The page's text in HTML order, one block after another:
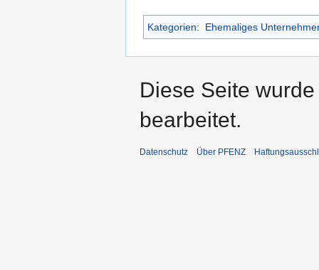
Kategorien: Ehemaliges
Diese Seite
bearbeitet.
Datenschutz Über PFENZ